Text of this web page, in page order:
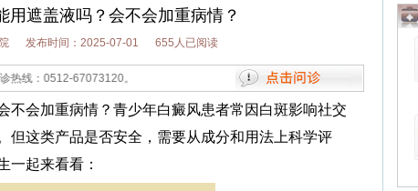
用遮盖液吗？会不会加重病情？
发布时间：2025-07-01 655人已阅读
0512-67073120。
会加重病情？青少年白癜风患者常因白斑影响社交
但这类产品是否安全，需要从成分和用法上科学评
一起来看看：